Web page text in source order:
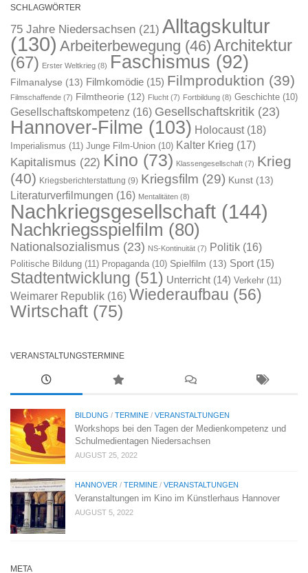
SCHLAGWÖRTER
75 Jahre Niedersachsen (21) Alltagskultur
(130) Arbeiterbewegung (46) Architektur
(67) Erster Weltkrieg (8) Faschismus (92)
Filmanalyse (13) Filmkomödie (15) Filmproduktion (39)
Filmschaffende (7) Filmtheorie (12) Flucht (7) Fortbildung (8) Geschichte (10)
Gesellschaftskompetenz (16) Gesellschaftskritik (23)
Hannover-Filme (103) Holocaust(18)
Imperialismus (11) Junge Film-Union (10) Kalter Krieg (17)
Kapitalismus (22) Kino (73) Klassengesellschaft (7) Krieg
(40) Kriegsberichterstattung (9) Kriegsfilm (29) Kunst (13)
Literaturverfilmungen (16) Mentalitäten (8)
Nachkriegsgesellschaft (144)
Nachkriegsspielfilm (80)
Nationalsozialismus (23) NS-Kontinuität (7) Politik (16)
Politische Bildung (11) Propaganda (10) Spielfilm (13) Sport (15)
Stadtentwicklung (51) Unterricht (14) Verkehr (11)
Weimarer Republik (16) Wiederaufbau (56)
Wirtschaft (75)
VERANSTALTUNGSTERMINE
BILDUNG / TERMINE / VERANSTALTUNGEN
Workshops bei den Tagen der Medienkompetenz und
Schulmedientagen Niedersachsen
AUGUST 25, 2022
HANNOVER / TERMINE / VERANSTALTUNGEN
Veranstaltungen im Kino im Künstlerhaus Hannover
AUGUST 5, 2022
META